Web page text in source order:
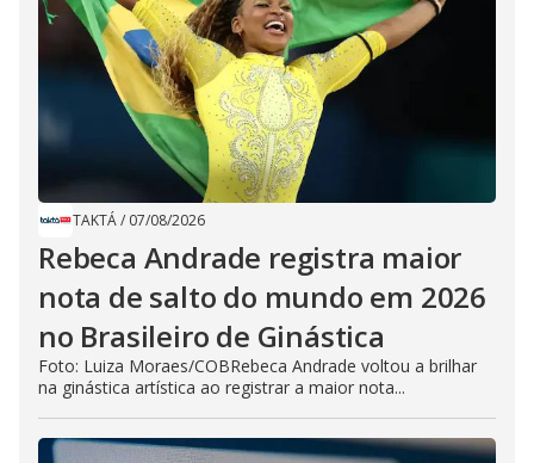
TAKTÁ/ 07/08/2026
Rebeca Andrade registra maior
nota de salto do mundo em 2026
no Brasileiro de Ginástica
Foto: Luiza Moraes/COBRebeca Andrade voltou a brilhar
na ginástica artística ao registrar a maior nota...